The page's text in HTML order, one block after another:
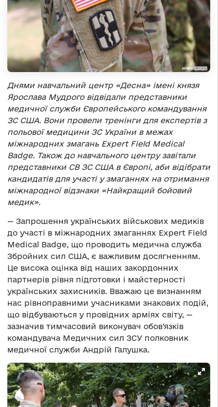
Днями навчальний центр «Десна» імені князя
Ярослава Мудрого відвідали представники
медичної служби Європейського командування
ЗС США. Вони провели тренінги для експертів з
польової медицини ЗС України в межах
міжнародних змагань Expert Field Medical
Badge. Також до навчального центру завітали
представники СВ ЗС США в Європі, аби відібрати
кандидатів для участі у змаганнях на отримання
міжнародної відзнаки «Найкращий бойовий
медик».
— Запрошення українських військових медиків
до участі в міжнародних змаганнях Expert Field
Medical Badge, що проводить медична служба
Збройних сил США, є важливим досягненням.
Це висока оцінка від наших закордонних
партнерів рівня підготовки і майстерності
українських захисників. Вважаю це визнанням
нас рівноправними учасниками знакових подій,
що відбуваються у провідних арміях світу, —
зазначив тимчасовий виконувач обов’язків
командувача Медичних сил ЗСУ полковник
медичної служби Андрій Галушка.